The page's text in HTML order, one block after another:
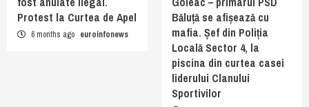
Protest la Curtea de Apel
6 months ago euroinfonews
Băluță se afișează cu
mafia. Șef din Poliția
Locală Sector 4, la
piscina din curtea casei
liderului Clanului
Sportivilor